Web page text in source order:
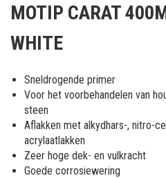
het
van
afbeeldingen-
gallerij
MOTIP CARAT
WHITE
Sneldrogende primer
Voor het voorbehandelen van
steen
Aflakken met alkydhars-, nitro-
acrylaatlakken
Zeer hoge dek- en vulkracht
Goede corrosiewering